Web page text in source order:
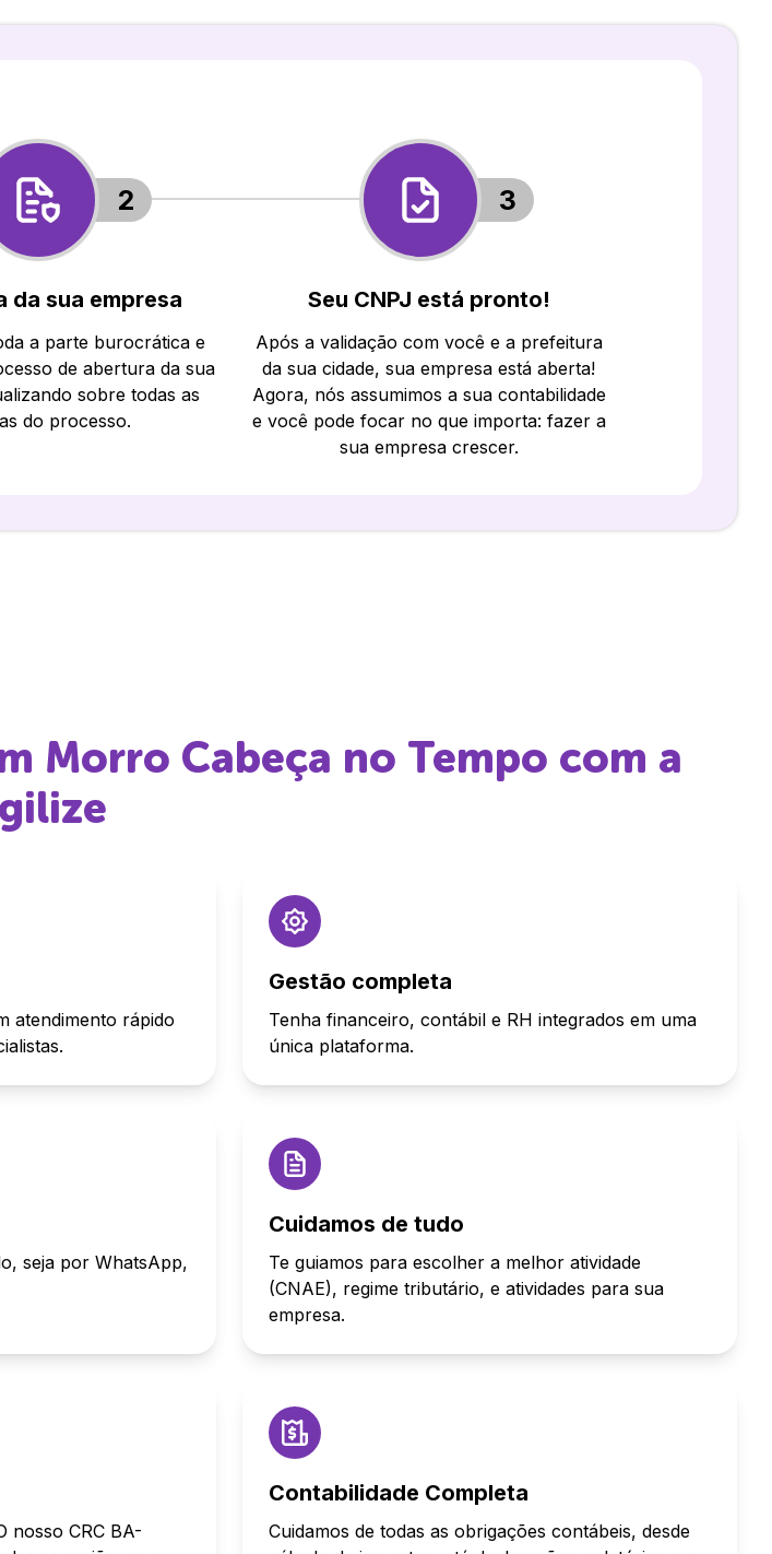
2
da sua empresa
a parte burocrática e
de abertura da sua
sobre todas as
do processo.
3
Seu CNPJ está pronto!
Após a validação com você e a prefeitura
da sua cidade, sua empresa está aberta!
Agora, nós assumimos a sua contabilidade
e você pode focar no que importa: fazer a
sua empresa crescer.
Morro Cabeça no Tempo com a
atendimento rápido
Gestão completa
Tenha financeiro, contábil e RH integrados em uma
única plataforma.
seja por WhatsApp,
Cuidamos de tudo
Te guiamos para escolher a melhor atividade
(CNAE), regime tributário, e atividades para sua
empresa.
nosso CRC BA-
Contabilidade Completa
Cuidamos de todas as obrigações contábeis, desde